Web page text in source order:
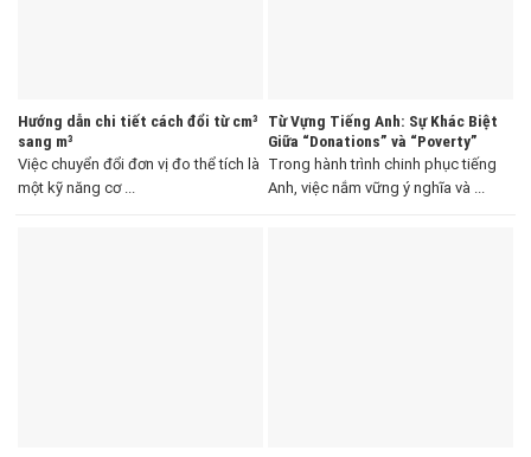
Hướng dẫn chi tiết cách đổi từ cm³
sang m³
Việc chuyển đổi đơn vị đo thể tích là
một kỹ năng cơ ...
Từ Vựng Tiếng Anh: Sự Khác Biệt
Giữa “Donations” và “Poverty”
Trong hành trình chinh phục tiếng
Anh, việc nắm vững ý nghĩa và ...